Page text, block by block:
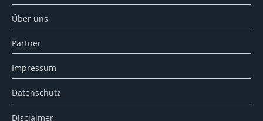
Über uns
Partner
Impressum
Datenschutz
Disclaimer